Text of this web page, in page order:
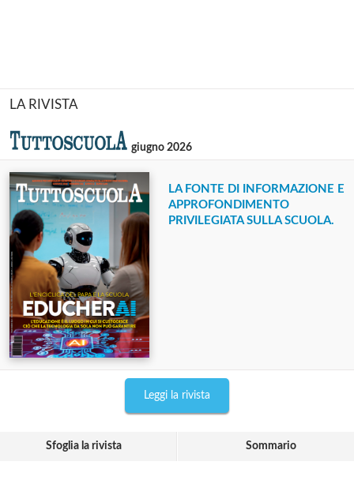
LA RIVISTA
giugno 2026
LA FONTE DI INFORMAZIONE E
APPROFONDIMENTO
PRIVILEGIATA SULLA SCUOLA.
Leggi la rivista
Sfoglia la rivista Sommario